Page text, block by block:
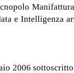
e Intelligenza
2006